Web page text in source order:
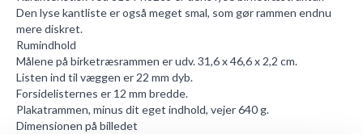
Den lyse kantliste er også meget smal, som gør rammen endnu
mere diskret.
Rumindhold
Målene på birketræsrammen er udv. 31,6 x 46,6 x 2,2 cm.
Listen ind til væggen er 22 mm dyb.
Forsidelisternes er 12 mm bredde.
Plakatrammen, minus dit eget indhold, vejer 640 g.
Dimensionen på billedet